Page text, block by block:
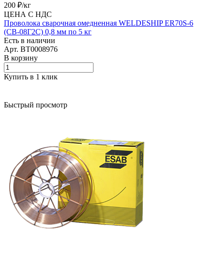
200 ₽/кг
ЦЕНА С НДС
Проволока сварочная омедненная WELDESHIP ER70S-6
(СВ-08Г2С) 0,8 мм по 5 кг
Есть в наличии
Арт. BT0008976
В корзину
Купить в 1 клик
Быстрый просмотр